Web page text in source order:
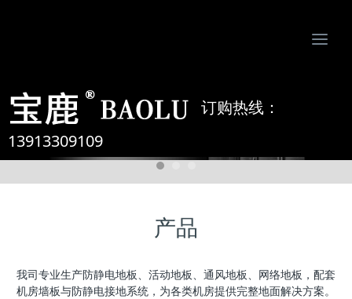
订购热线：
13913309109
产品
我司专业生产防静电地板、活动地板、通风地板、网络地板，配套
机房墙板与防静电接地系统，为各类机房提供完整地面解决方案。